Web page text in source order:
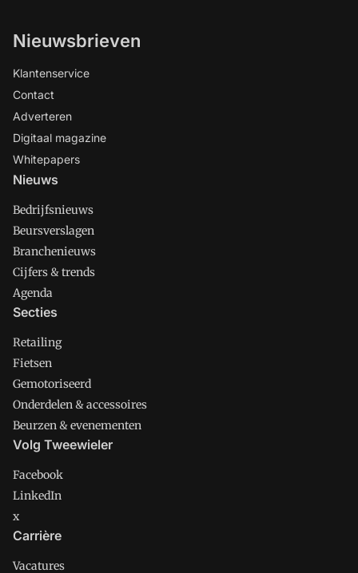
Nieuwsbrieven
Klantenservice
Contact
Adverteren
Digitaal magazine
Whitepapers
Nieuws
Bedrijfsnieuws
Beursverslagen
Branchenieuws
Cijfers & trends
Agenda
Secties
Retailing
Fietsen
Gemotoriseerd
Onderdelen & accessoires
Beurzen & evenementen
Volg Tweewieler
Facebook
LinkedIn
x
Carrière
Vacatures